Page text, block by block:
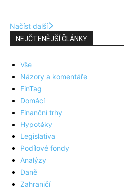
Načíst další
NEJČTENĚJŠÍ ČLÁNKY
Vše
Názory a komentáře
FinTag
Domácí
Finanční trhy
Hypotéky
Legislativa
Podílové fondy
Analýzy
Daně
Zahraničí